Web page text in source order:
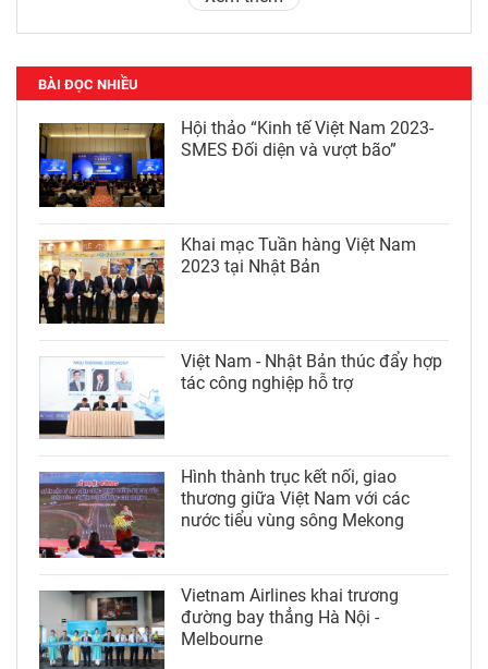
BÀI ĐỌC NHIỀU
Hội thảo “Kinh tế Việt Nam 2023-
SMES Đối diện và vượt bão”
Khai mạc Tuần hàng Việt Nam
2023 tại Nhật Bản
Việt Nam - Nhật Bản thúc đẩy hợp
tác công nghiệp hỗ trợ
Hình thành trục kết nối, giao
thương giữa Việt Nam với các
nước tiểu vùng sông Mekong
Vietnam Airlines khai trương
đường bay thẳng Hà Nội -
Melbourne